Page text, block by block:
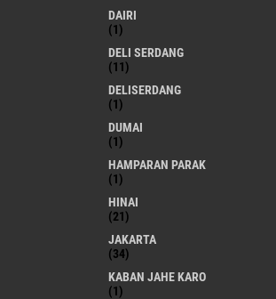
DAIRI
(1)
DELI SERDANG
(11)
DELISERDANG
(1)
DUMAI
(1)
HAMPARAN PARAK
(1)
HINAI
(21)
JAKARTA
(34)
KABAN JAHE KARO
(1)